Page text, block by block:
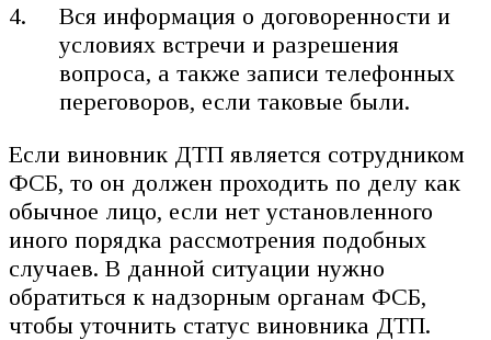
Вся информация о договоренности и
условиях встречи и разрешения
вопроса, а также записи телефонных
переговоров, если таковые были.
Если виновник ДТП является сотрудником
ФСБ, то он должен проходить по делу как
обычное лицо, если нет установленного
иного порядка рассмотрения подобных
случаев. В данной ситуации нужно
обратиться к надзорным органам ФСБ,
чтобы уточнить статус виновника ДТП.